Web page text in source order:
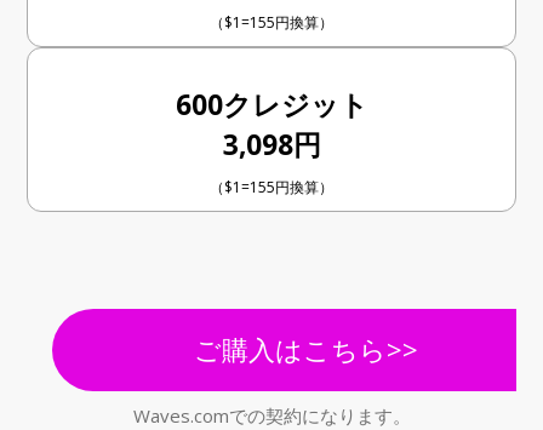
（$1=155円換算）
600クレジット
3,098円
（$1=155円換算）
ご購入はこちら>>
Waves.comでの契約になります。